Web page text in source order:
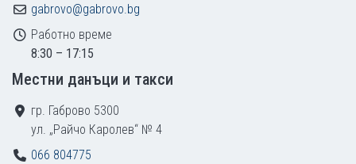
gabrovo@gabrovo.bg
Работно време
8:30 – 17:15
Местни данъци и такси
гр. Габрово 5300
ул. „Райчо Каролев“ № 4
066 804775